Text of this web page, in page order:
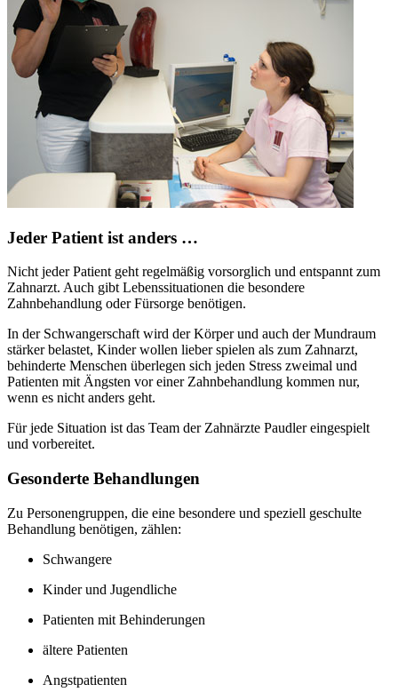
Jeder Patient ist anders …
Nicht jeder Patient geht regelmäßig vorsorglich und entspannt zum
Zahnarzt. Auch gibt Lebenssituationen die besondere
Zahnbehandlung oder Fürsorge benötigen.
In der Schwangerschaft wird der Körper und auch der Mundraum
stärker belastet, Kinder wollen lieber spielen als zum Zahnarzt,
behinderte Menschen überlegen sich jeden Stress zweimal und
Patienten mit Ängsten vor einer Zahnbehandlung kommen nur,
wenn es nicht anders geht.
Für jede Situation ist das Team der Zahnärzte Paudler eingespielt
und vorbereitet.
Gesonderte Behandlungen
Zu Personengruppen, die eine besondere und speziell geschulte
Behandlung benötigen, zählen:
Schwangere
Kinder und Jugendliche
Patienten mit Behinderungen
ältere Patienten
Angstpatienten